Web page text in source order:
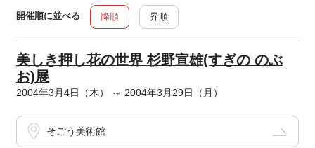
開催順に並べる 降順 昇順
美しき押し花の世界 杉野宣雄(すぎの のぶ
お)展
2004年3月4日（木） ～ 2004年3月29日（月）
そごう美術館